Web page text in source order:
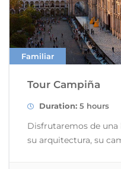
Familiar
Tour Campiña
Duration: 5 hours
Disfrutaremos de una
su arquitectura, su